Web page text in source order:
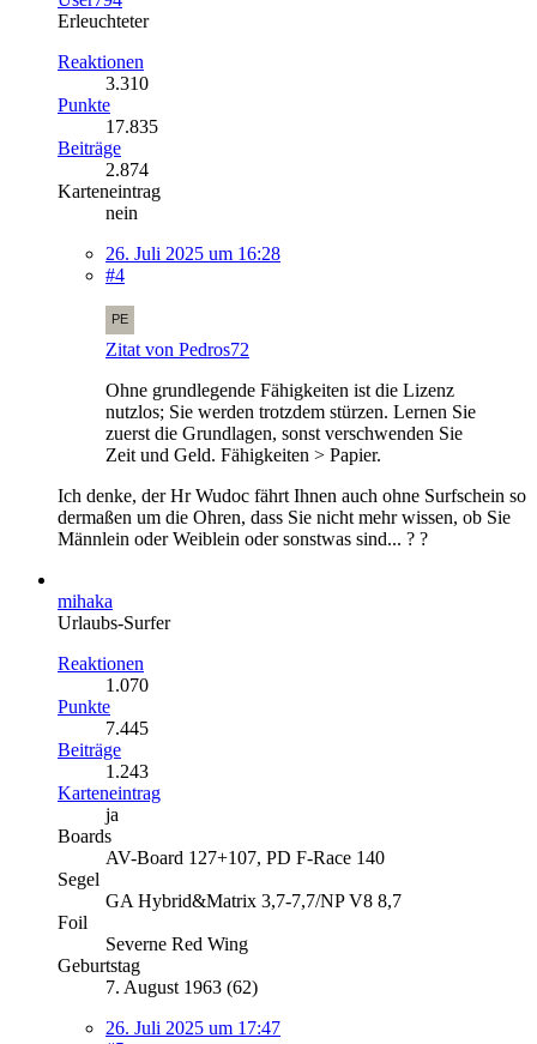
Erleuchteter
Reaktionen
3.310
Punkte
17.835
Beiträge
2.874
Karteneintrag
nein
26. Juli 2025 um 16:28
#4
Zitat von Pedros72
Ohne grundlegende Fähigkeiten ist die Lizenz
nutzlos; Sie werden trotzdem stürzen. Lernen Sie
zuerst die Grundlagen, sonst verschwenden Sie
Zeit und Geld. Fähigkeiten > Papier.
Ich denke, der Hr Wudoc fährt Ihnen auch ohne Surfschein so
dermaßen um die Ohren, dass Sie nicht mehr wissen, ob Sie
Männlein oder Weiblein oder sonstwas sind... ? ?
mihaka
Urlaubs-Surfer
Reaktionen
1.070
Punkte
7.445
Beiträge
1.243
Karteneintrag
ja
Boards
AV-Board 127+107, PD F-Race 140
Segel
GA Hybrid&Matrix 3,7-7,7/NP V8 8,7
Foil
Severne Red Wing
Geburtstag
7. August 1963 (62)
26. Juli 2025 um 17:47